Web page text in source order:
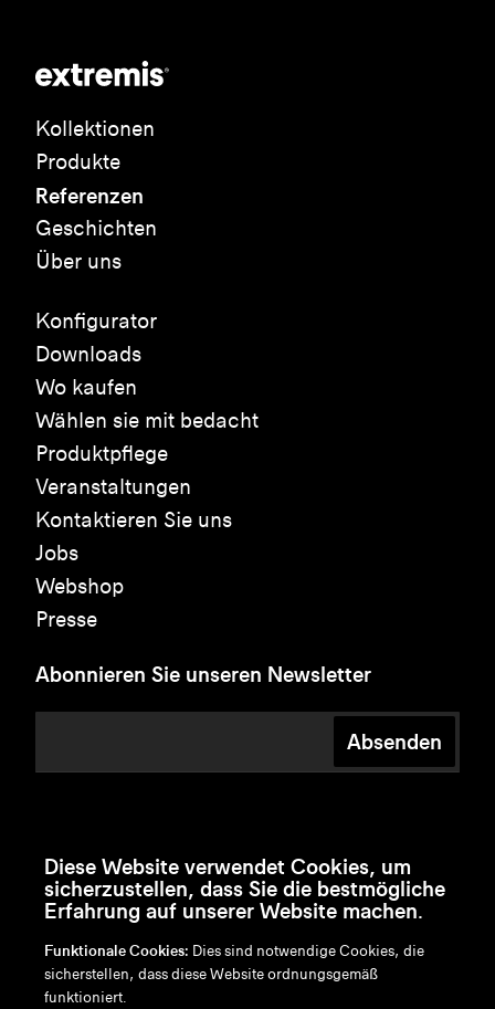
Kollektionen
Produkte
Referenzen
Geschichten
Über uns
Konfigurator
Downloads
Wo kaufen
Wählen sie mit bedacht
Produktpflege
Veranstaltungen
Kontaktieren Sie uns
Jobs
Webshop
Presse
Abonnieren Sie unseren Newsletter
Absenden
en/nl/fr/de
Diese Website verwendet Cookies, um
sicherzustellen, dass Sie die bestmögliche
Erfahrung auf unserer Website machen.
Funktionale Cookies: Dies sind notwendige Cookies, die
sicherstellen, dass diese Website ordnungsgemäß
funktioniert.